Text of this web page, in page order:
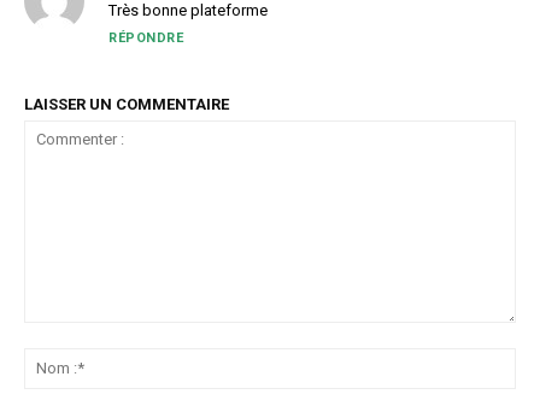
Très bonne plateforme
RÉPONDRE
LAISSER UN COMMENTAIRE